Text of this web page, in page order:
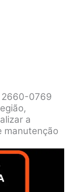
2660-0769
a
manutenção